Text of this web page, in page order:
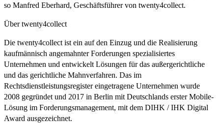
so Manfred Eberhard, Geschäftsführer von twenty4collect.
Über twenty4collect
Die twenty4collect ist ein auf den Einzug und die Realisierung
kaufmännisch angemahnter Forderungen spezialisiertes
Unternehmen und entwickelt Lösungen für das außergerichtliche
und das gerichtliche Mahnverfahren. Das im
Rechtsdienstleistungsregister eingetragene Unternehmen wurde
2008 gegründet und 2017 in Berlin mit Deutschlands erster Mobile-
Lösung im Forderungsmanagement, mit dem DIHK / IHK Digital
Award ausgezeichnet.